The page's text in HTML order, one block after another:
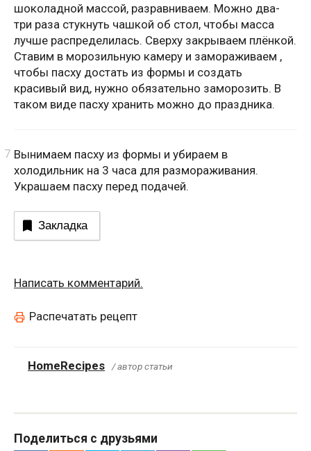
шоколадной массой, разравниваем. Можно два-
три раза стукнуть чашкой об стол, чтобы масса
лучше распределилась. Сверху закрываем плёнкой.
Ставим в морозильную камеру и замораживаем ,
чтобы пасху достать из формы и создать
красивый вид, нужно обязательно заморозить. В
таком виде пасху хранить можно до праздника.
Вынимаем пасху из формы и убираем в
холодильник на 3 часа для размораживания.
Украшаем пасху перед подачей.
Закладка
Написать комментарий.
Распечатать рецепт
HomeRecipes / автор статьи
Поделиться с друзьями